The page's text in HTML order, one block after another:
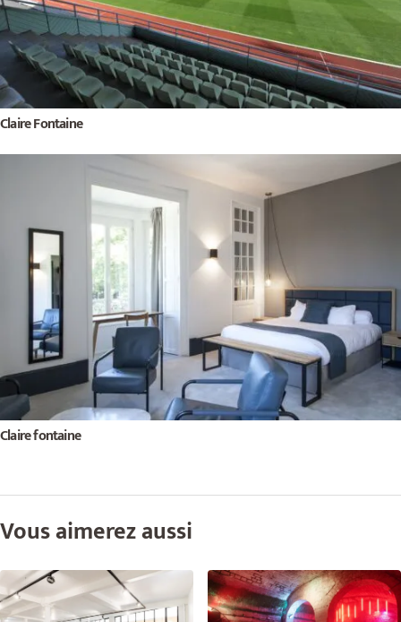
Claire Fontaine
Claire fontaine
Vous aimerez aussi